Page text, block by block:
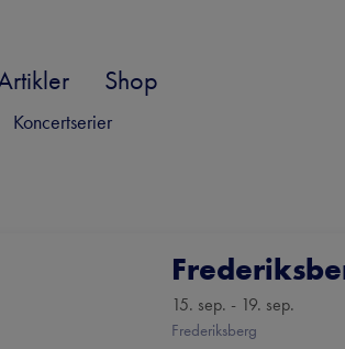
Shop
Koncertserier
15. sep. - 19. sep.
Frederiksberg